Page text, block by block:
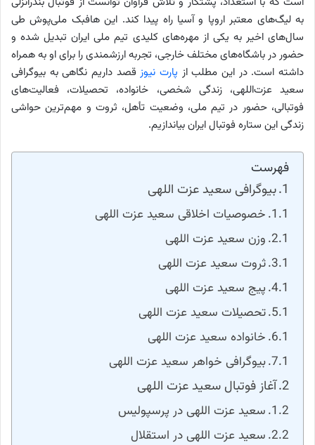
به لیگ‌های معتبر اروپا و آسیا راه پیدا کند. این هافبک ملی‌پوش طی
سال‌های اخیر به یکی از مهره‌های کلیدی تیم ملی ایران تبدیل شده و
حضور در باشگاه‌های مختلف خارجی، تجربه ارزشمندی را برای او به همراه
داشته است. در این مطلب از پارت نیوزقصد داریم نگاهی به بیوگرافی
سعید عزت‌اللهی، زندگی شخصی، خانواده، تحصیلات، فعالیت‌های
فوتبالی، حضور در تیم ملی، وضعیت تأهل، ثروت و مهم‌ترین حواشی
زندگی این ستاره فوتبال ایران بیاندازیم.
فهرست
بیوگرافی سعید عزت اللهی
خصوصیات اخلاقی سعید عزت اللهی
وزن سعید عزت اللهی
ثروت سعید عزت اللهی
پیج سعید عزت اللهی
تحصیلات سعید عزت اللهی
خانواده سعید عزت اللهی
بیوگرافی خواهر سعید عزت اللهی
آغاز فوتبال سعید عزت اللهی
سعید عزت اللهی در پرسپولیس
سعید عزت اللهی در استقلال